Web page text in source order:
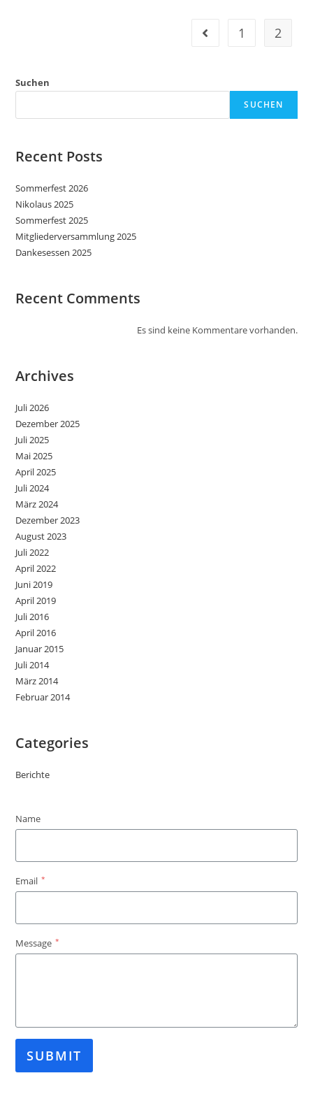
Gehe zur vorherigen
1 2
Suchen
SUCHEN
Recent Posts
Sommerfest 2026
Nikolaus 2025
Sommerfest 2025
Mitgliederversammlung 2025
Dankesessen 2025
Recent Comments
Es sind keine Kommentare vorhanden.
Archives
Juli 2026
Dezember 2025
Juli 2025
Mai 2025
April 2025
Juli 2024
März 2024
Dezember 2023
August 2023
Juli 2022
April 2022
Juni 2019
April 2019
Juli 2016
April 2016
Januar 2015
Juli 2014
März 2014
Februar 2014
Categories
Berichte
Name
Email *
Message *
SUBMIT